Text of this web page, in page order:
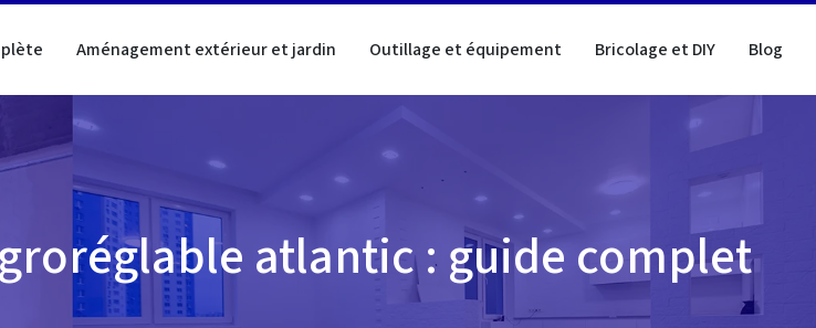
Aménagement extérieur et jardin Outillage et équipement Bricolage et DIY Blog
atlantic : guide complet